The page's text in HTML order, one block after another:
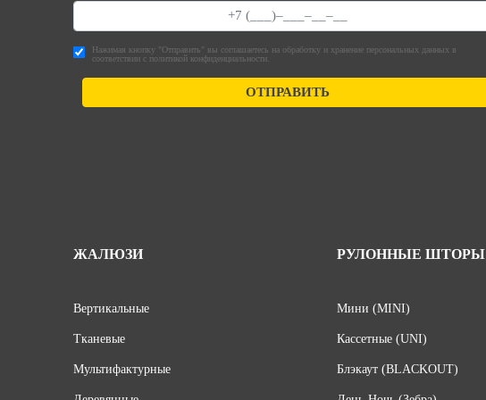
Нажимая кнопку "Отправить" вы соглашаетесь на обработку и хранение персональных данных в
соответствии с политикой конфиденциальности
ОТПРАВИТЬ
ЖАЛЮЗИ
Вертикальные
Тканевые
Мультифактурные
РУЛОННЫЕ ШТОРЫ
Мини (MINI)
Кассетные (UNI)
Блэкаут (BLACKOUT)